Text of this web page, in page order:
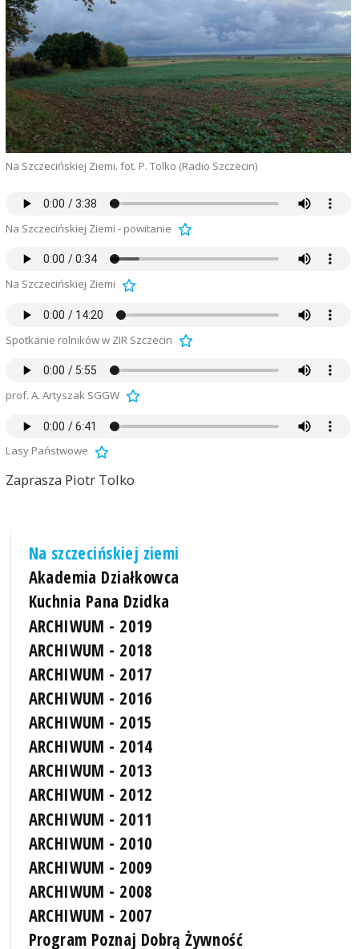
Na Szczecińskiej Ziemi. fot. P. Tolko (Radio Szczecin)
Na Szczecińskiej Ziemi - powitanie
Na Szczecińskiej Ziemi
Spotkanie rolników w ZIR Szczecin
prof. A. Artyszak SGGW
Lasy Państwowe
Zaprasza Piotr Tolko
Na szczecińskiej ziemi
Akademia Działkowca
Kuchnia Pana Dzidka
ARCHIWUM - 2019
ARCHIWUM - 2018
ARCHIWUM - 2017
ARCHIWUM - 2016
ARCHIWUM - 2015
ARCHIWUM - 2014
ARCHIWUM - 2013
ARCHIWUM - 2012
ARCHIWUM - 2011
ARCHIWUM - 2010
ARCHIWUM - 2009
ARCHIWUM - 2008
ARCHIWUM - 2007
Program Poznaj Dobrą Żywność